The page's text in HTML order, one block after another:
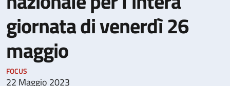
giornata di venerdì 26
maggio
FOCUS
22 Maggio 2023